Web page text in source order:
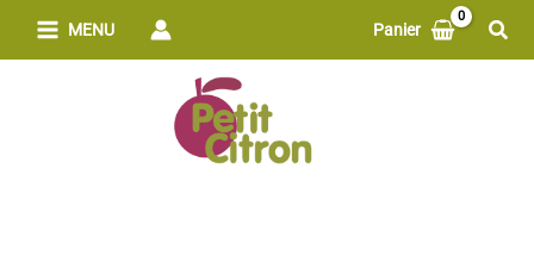
MENU Panier